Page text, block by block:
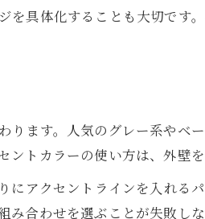
具体化することも大切です
ます。人気のグレー系やベ
トカラーの使い方は、外壁
アクセントラインを入れる
合わせを選ぶことが失敗し